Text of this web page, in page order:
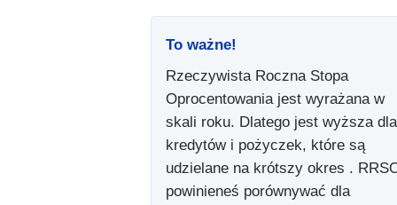
To ważne!
Rzeczywista Roczna Stopa
Oprocentowania jest wyrażana w
skali roku. Dlatego jest wyższa dla
kredytów i pożyczek, które są
udzielane na krótszy okres .
powinieneś porównywać dla